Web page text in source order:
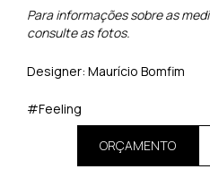
Para informações sobre as
consulte as fotos.
Designer: Maurício Bomfim
#Feeling
ORÇAMENTO